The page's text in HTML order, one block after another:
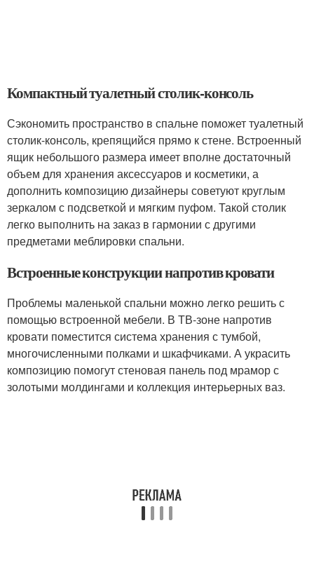
Компактный туалетный столик-консоль
Сэкономить пространство в спальне поможет туалетный
столик-консоль, крепящийся прямо к стене. Встроенный
ящик небольшого размера имеет вполне достаточный
объем для хранения аксессуаров и косметики, а
дополнить композицию дизайнеры советуют круглым
зеркалом с подсветкой и мягким пуфом. Такой столик
легко выполнить на заказ в гармонии с другими
предметами меблировки спальни.
Встроенные конструкции напротив кровати
Проблемы маленькой спальни можно легко решить с
помощью встроенной мебели. В ТВ-зоне напротив
кровати поместится система хранения с тумбой,
многочисленными полками и шкафчиками. А украсить
композицию помогут стеновая панель под мрамор с
золотыми молдингами и коллекция интерьерных ваз.